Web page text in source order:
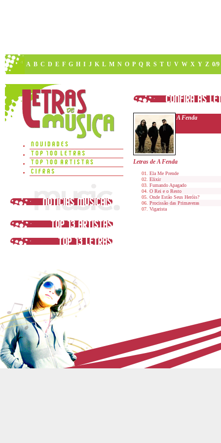
A B C D E F G H I J K L M N O P Q R S T U V W X Y Z 0/9
A Fenda
Letras de A Fenda
Ela Me Prende
Elixir
Fumando Apagado
O Rei e o Resto
Onde Estão Seus Heróis?
Procissão das Primaveras
Vigarista